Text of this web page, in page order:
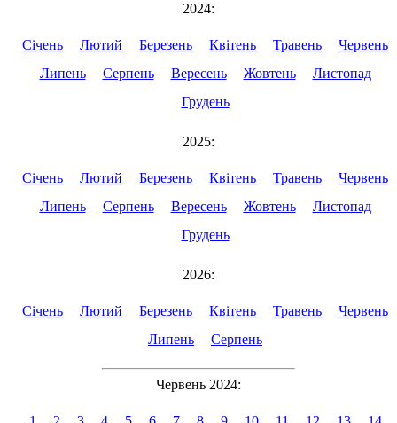
2024:
Січень Лютий Березень Квітень Травень
Червень
Липень
Серпень Вересень Жовтень
Листопад
Грудень
2025:
Січень Лютий Березень Квітень Травень
Червень
Липень
Серпень Вересень Жовтень
Листопад
Грудень
2026:
Січень Лютий Березень Квітень Травень
Червень
Липень
Серпень
Червень 2024: